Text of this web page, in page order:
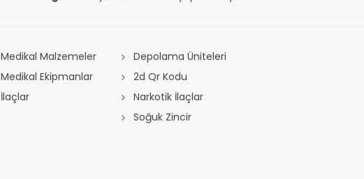
Medikal Malzemeler
Medikal Ekipmanlar
İlaçlar
Depolama Üniteleri
2d Qr Kodu
Narkotik İlaçlar
Soğuk Zincir